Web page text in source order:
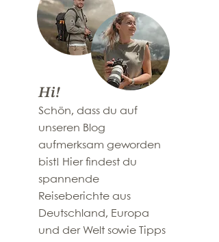
4 ultimative
Ausflugsziele in
Garmisch-
Partenkirchen:
Geroldsee, Barmsee,
Eibsee und Zugspitze
Hi!
​Schön, dass du auf
unseren Blog
aufmerksam geworden
bist! Hier findest du
spannende
Reiseberichte aus
Deutschland, Europa
und der Welt sowie Tipps